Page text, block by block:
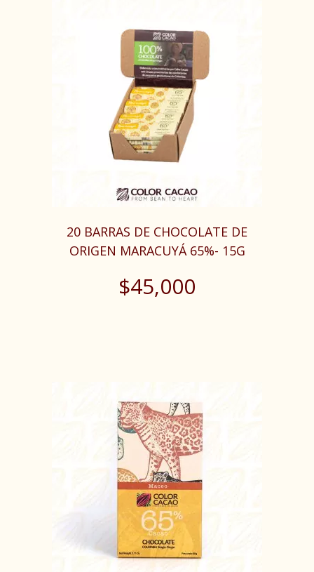
20 BARRAS DE CHOCOLATE DE
ORIGEN MARACUYÁ 65%- 15G
$45,000